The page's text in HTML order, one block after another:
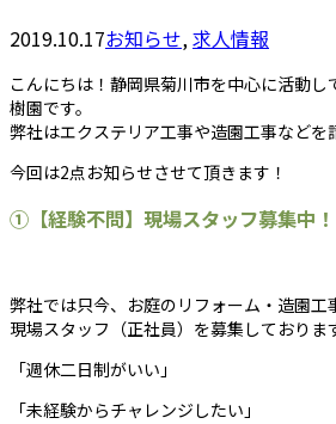
2019.10.17お知らせ,求人情報
こんにちは！静岡県菊川市を中心に活動し
樹園です。
弊社はエクステリア工事や造園工事などを
今回は2点お知らせさせて頂きます！
①【経験不問】現場スタッフ募集中！
弊社では只今、お庭のリフォーム・造園工
現場スタッフ（正社員）を募集しておりま
「週休二日制がいい」
「未経験からチャレンジしたい」